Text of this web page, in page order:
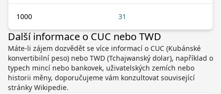
1000 31
Další informace o CUC nebo TWD
Máte-li zájem dozvědět se více informací o CUC (Kubánské
konvertibilní peso) nebo TWD (Tchajwanský dolar), například o
typech mincí nebo bankovek, uživatelských zemích nebo
historii měny, doporučujeme vám konzultovat související
stránky Wikipedie.